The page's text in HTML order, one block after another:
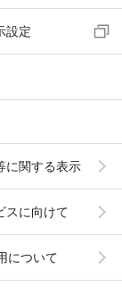
設定
に関する表示
スに向けて
について